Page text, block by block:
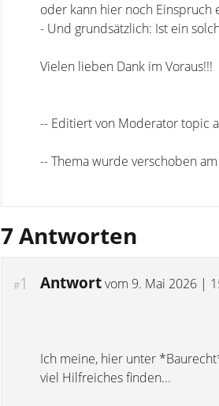
oder kann hier noch Einspruch
- Und grundsätzlich: Ist ein
Vielen lieben Dank im Voraus!!!
-- Editiert von Moderator topic
-- Thema wurde verschoben
7 Antworten
#1 Antwortvom 9. Mai 2026 |
Ich meine, hier unter
viel Hilfreiches finden...